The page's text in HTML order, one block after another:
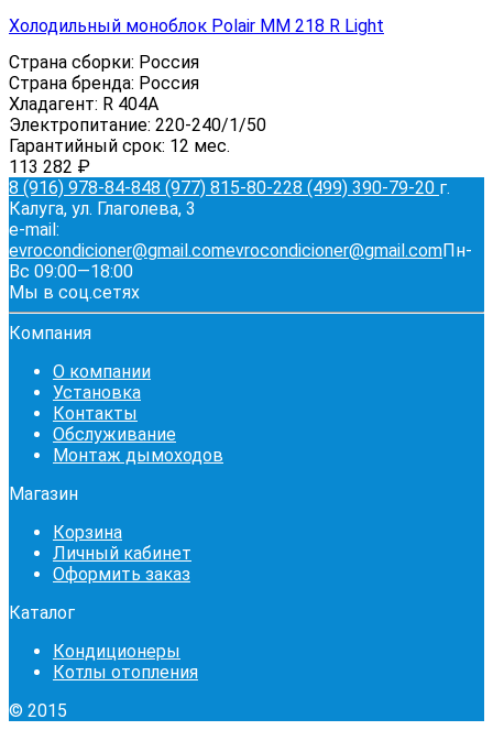
Холодильный моноблок Polair MM 218 R Light
Страна сборки: Россия
Страна бренда: Россия
Хладагент: R 404A
Электропитание: 220-240/1/50
Гарантийный срок: 12 мес.
113 282 ₽
8 (916) 978-84-848 (977) 815-80-228 (499) 390-79-20 г.
Калуга, ул. Глаголева, 3
e-mail:
evrocondicioner@gmail.comevrocondicioner@gmail.comПн-
Вс 09:00—18:00
Мы в соц.сетях
Компания
О компании
Установка
Контакты
Обслуживание
Монтаж дымоходов
Магазин
Корзина
Личный кабинет
Оформить заказ
Каталог
Кондиционеры
Котлы отопления
© 2015